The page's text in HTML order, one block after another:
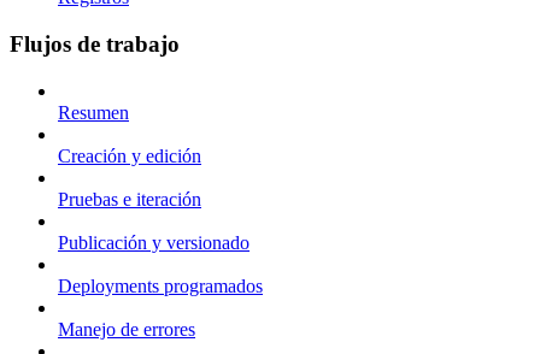
Flujos de trabajo
Resumen
Creación y edición
Pruebas e iteración
Publicación y versionado
Deployments programados
Manejo de errores